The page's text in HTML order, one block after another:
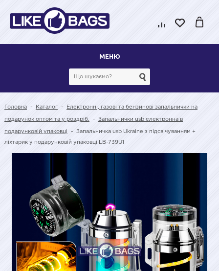
МЕНЮ
Головна - Каталог - Електронні, газові та бензинові запальнички на
подарунок оптом та у роздріб. - Запальнички usb електронна в
подарунковій упаковці - Запальничка usb Ukraine з підсвічуванням +
ліхтарик у подарунковій упаковці LB-739U1